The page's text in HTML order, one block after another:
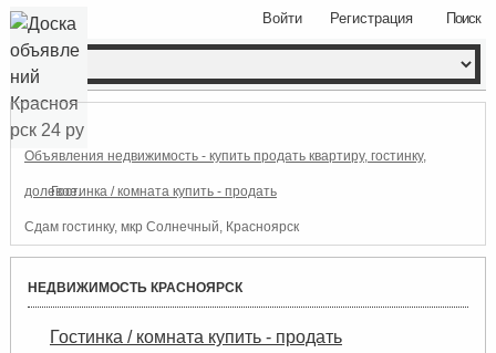
Поиск
Войти Регистрация
Объявления недвижимость - купить продать квартиру, гостинку,
долевое.Гостинка / комната купить - продать
Сдам гостинку, мкр Солнечный, Красноярск
НЕДВИЖИМОСТЬ КРАСНОЯРСК
Гостинка / комната купить - продать